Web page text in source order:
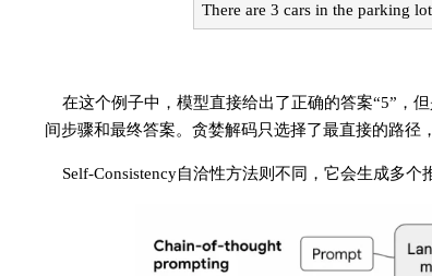
There are 3 cars in the parking
在这个例子中，模型直接给出了正确的答案“5”，
间步骤和最终答案。贪婪解码只选择了最直接的路径
Self-Consistency自洽性方法则不同，它会生成多个